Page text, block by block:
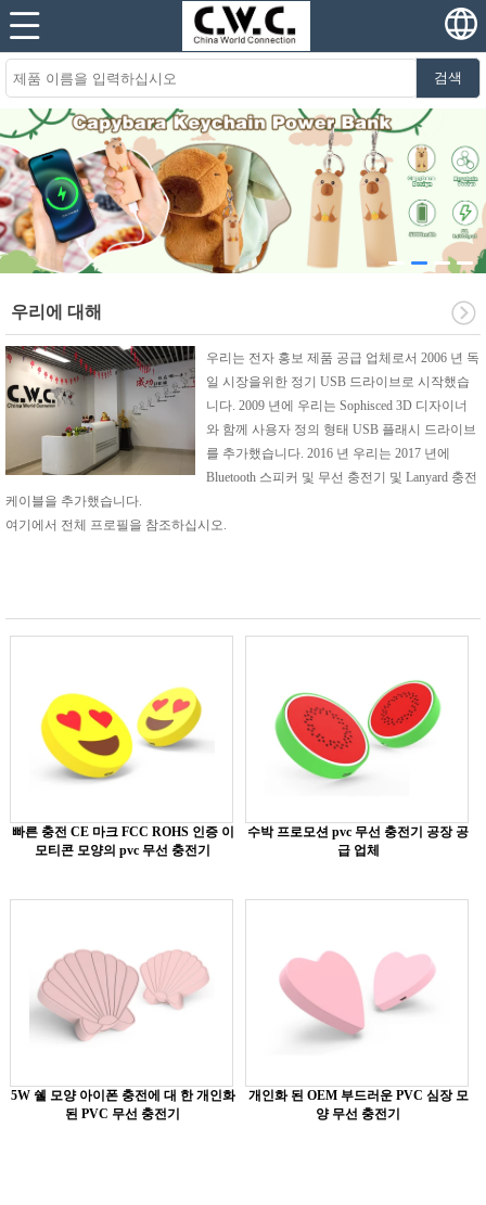
검색
우리에 대해
우리는 전자 홍보 제품 공급 업체로서 2006 년 독
일 시장을위한 정기 USB 드라이브로 시작했습
니다. 2009 년에 우리는 Sophisced 3D 디자이너
와 함께 사용자 정의 형태 USB 플래시 드라이브
를 추가했습니다. 2016 년 우리는 2017 년에
Bluetooth 스피커 및 무선 충전기 및 Lanyard 충전
케이블을 추가했습니다.
여기에서 전체 프로필을 참조하십시오.
빠른 충전 CE 마크 FCC ROHS 인증 이
모티콘 모양의 pvc 무선 충전기
수박 프로모션 pvc 무선 충전기 공장 공
급 업체
5W 쉘 모양 아이폰 충전에 대 한 개인화
된 PVC 무선 충전기
개인화 된 OEM 부드러운 PVC 심장 모
양 무선 충전기